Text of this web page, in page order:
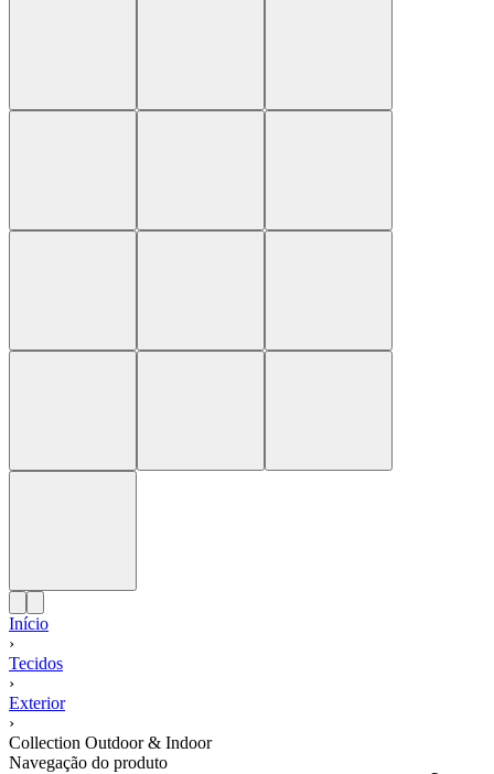
Início
›
Tecidos
›
Exterior
›
Collection Outdoor & Indoor
Navegação do produto